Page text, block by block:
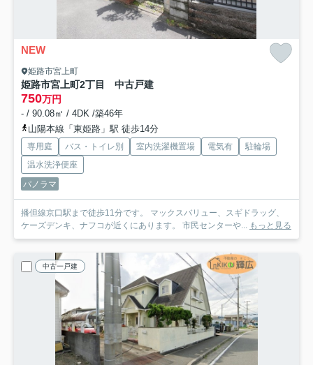
NEW
姫路市宮上町
姫路市宮上町2丁目 中古戸建
750万円
- / 90.08㎡ / 4DK /築46年
山陽本線「東姫路」駅 徒歩14分
専用庭 バス・トイレ別 室内洗濯機置場 電気有
駐輪場
温水洗浄便座
パノラマ
播但線京口駅まで徒歩11分です。 マックスバリュー、スギドラッグ、
ケーズデンキ、ナフコが近くにあります。 市民センターや... もっと見る
中古一戸建